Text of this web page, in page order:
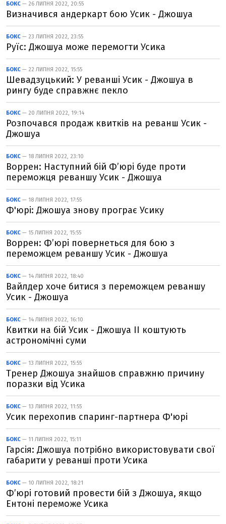
БОКС — 26 ЛИПНЯ 2022, 20:55
Визначився андеркарт бою Усик - Джошуа
БОКС — 23 ЛИПНЯ 2022, 23:55
Руїс: Джошуа може перемогти Усика
БОКС — 22 ЛИПНЯ 2022, 15:55
Шевадзуцький: У реванші Усик - Джошуа в
рингу буде справжнє пекло
БОКС — 20 ЛИПНЯ 2022, 19:14
Розпочався продаж квитків на реванш Усик -
Джошуа
БОКС — 18 ЛИПНЯ 2022, 23:10
Воррен: Наступний бій Ф’юрі буде проти
переможця реваншу Усик - Джошуа
БОКС — 18 ЛИПНЯ 2022, 17:55
Ф'юрі: Джошуа знову програє Усику
БОКС — 15 ЛИПНЯ 2022, 15:55
Воррен: Ф’юрі повернеться для бою з
переможцем реваншу Усик - Джошуа
БОКС — 14 ЛИПНЯ 2022, 18:40
Вайлдер хоче битися з переможцем реваншу
Усик - Джошуа
БОКС — 14 ЛИПНЯ 2022, 16:10
Квитки на бій Усик - Джошуа II коштують
астрономічні суми
БОКС — 13 ЛИПНЯ 2022, 15:55
Тренер Джошуа знайшов справжню причину
поразки від Усика
БОКС — 13 ЛИПНЯ 2022, 11:55
Усик перехопив спаринг-партнера Ф'юрі
БОКС — 11 ЛИПНЯ 2022, 15:11
Гарсія: Джошуа потрібно використовувати свої
габарити у реванші проти Усика
БОКС — 10 ЛИПНЯ 2022, 18:21
Ф’юрі готовий провести бій з Джошуа, якщо
Ентоні переможе Усика